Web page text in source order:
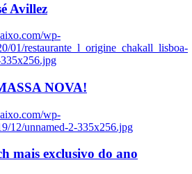
Avillez
wp-
01/restaurante_l_origine_chakall_lisboa-
NOVA!
wp-
12/unnamed-2-335x256.jpg
mais exclusivo do ano